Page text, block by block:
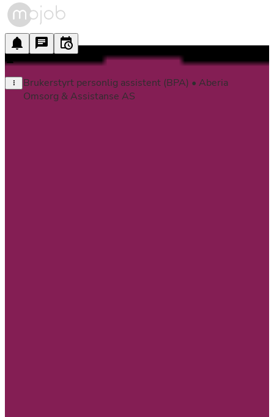
Brukerstyrt personlig assistent (BPA) • Aberia
Omsorg & Assistanse AS